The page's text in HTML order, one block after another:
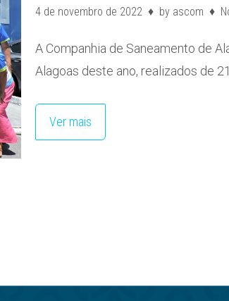
4 de novembro de 2022 by ascom
A Companhia de Saneamento de
Alagoas deste ano, realizados de
Ver mais